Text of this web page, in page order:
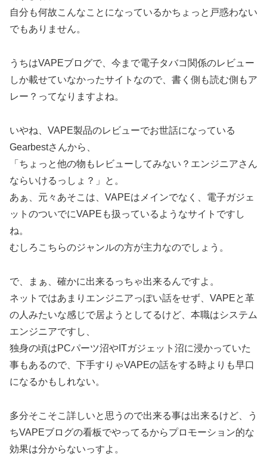
自分も何故こんなことになっているかちょっと戸惑わない
でもありません。
うちはVAPEブログで、今まで電子タバコ関係のレビュー
しか載せていなかったサイトなので、書く側も読む側もア
レー？ってなりますよね。
いやね、VAPE製品のレビューでお世話になっている
Gearbestさんから、
「ちょっと他の物もレビューしてみない？エンジニアさん
ならいけるっしょ？」と。
あぁ、元々あそこは、VAPEはメインでなく、電子ガジェ
ットのついでにVAPEも扱っているようなサイトですし
ね。
むしろこちらのジャンルの方が主力なのでしょう。
で、まぁ、確かに出来るっちゃ出来るんですよ。
ネットではあまりエンジニアっぽい話をせず、VAPEと革
の人みたいな感じで居ようとしてるけど、本職はシステム
エンジニアですし、
独身の頃はPCパーツ沼やITガジェット沼に浸かっていた
事もあるので、下手すりゃVAPEの話をする時よりも早口
になるかもしれない。
多分そこそこ詳しいと思うので出来る事は出来るけど、う
ちVAPEブログの看板でやってるからプロモーション的な
効果は分からないっすよ。